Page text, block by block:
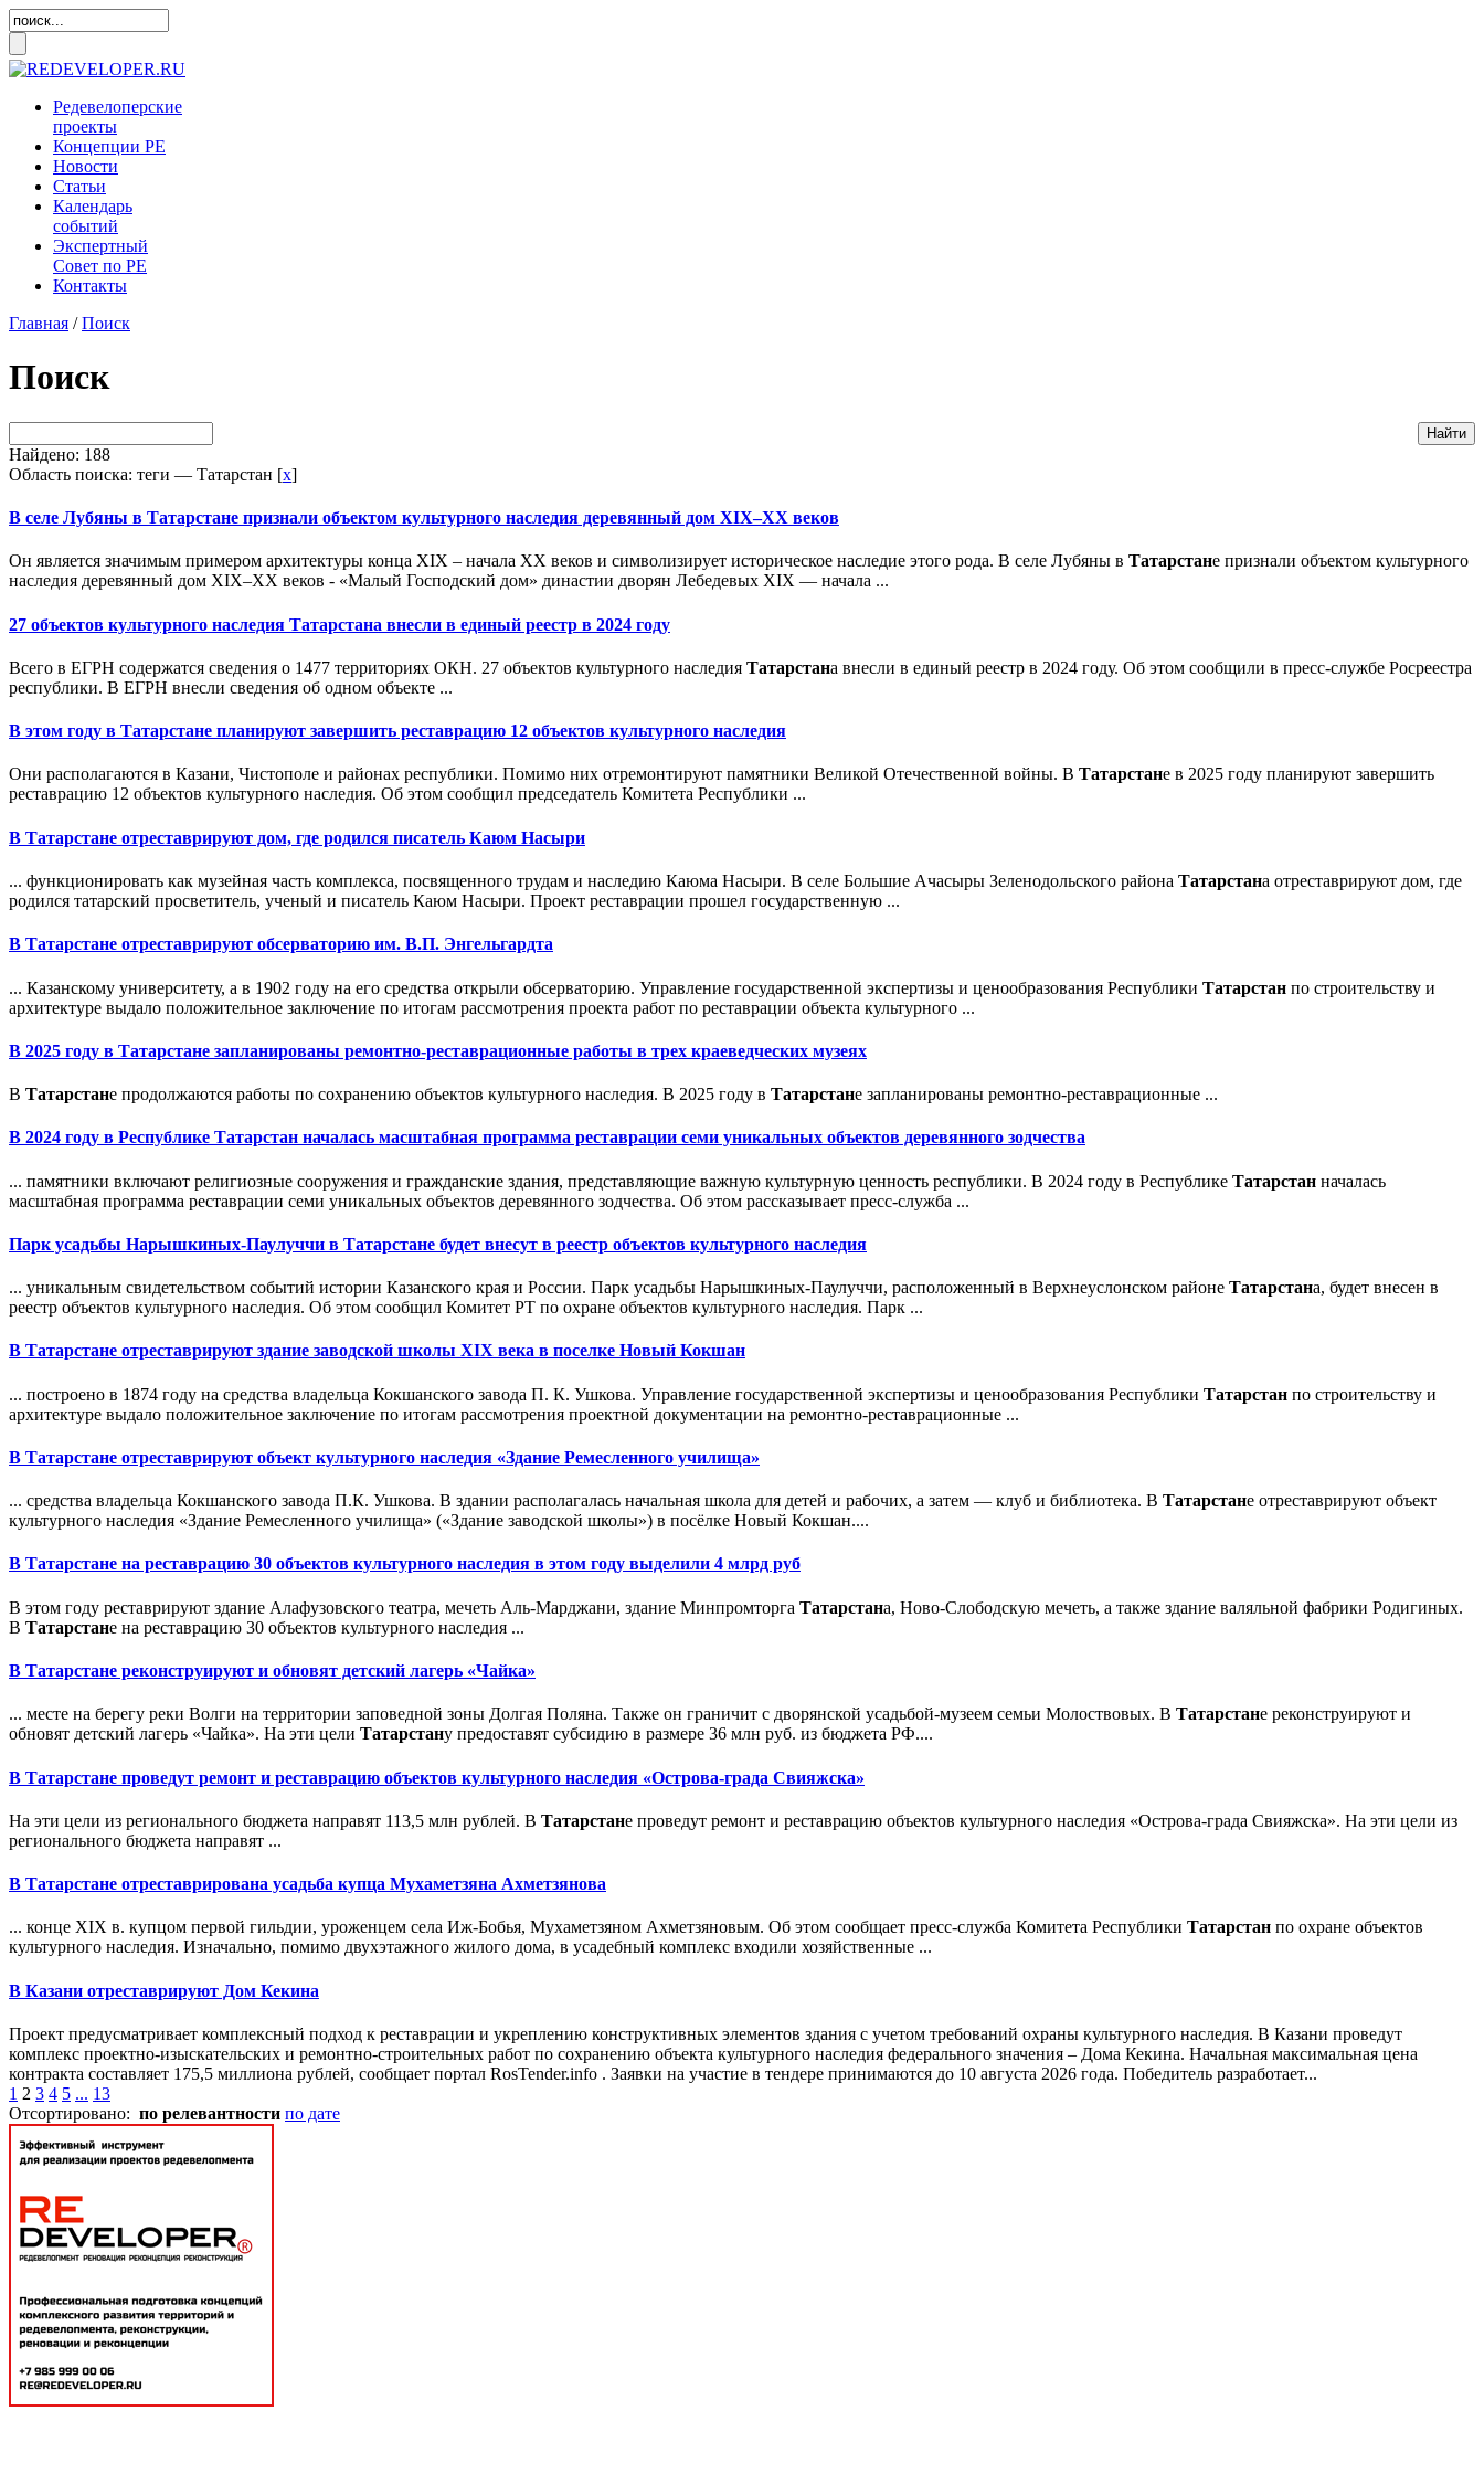
Редевелоперские
проекты
Концепции РЕ
Новости
Статьи
Календарь
событий
Экспертный
Совет по РЕ
Контакты
Главная /Поиск
Поиск
Найдено: 188
Область поиска: теги — Татарстан [x]
В селе Лубяны в Татарстане признали объектом культурного наследия деревянный дом XIX–XX веков
Он является значимым примером архитектуры конца XIX – начала XX веков и символизирует историческое наследие этого рода. В селе Лубяны в Татарстане признали объектом культурного
наследия деревянный дом XIX–XX веков - «Малый Господский дом» династии дворян Лебедевых XIX — начала ...
27 объектов культурного наследия Татарстана внесли в единый реестр в 2024 году
Всего в ЕГРН содержатся сведения о 1477 территориях ОКН. 27 объектов культурного наследия Татарстана внесли в единый реестр в 2024 году. Об этом сообщили в пресс-службе Росреестра
республики. В ЕГРН внесли сведения об одном объекте ...
В этом году в Татарстане планируют завершить реставрацию 12 объектов культурного наследия
Они располагаются в Казани, Чистополе и районах республики. Помимо них отремонтируют памятники Великой Отечественной войны. В Татарстане в 2025 году планируют завершить
реставрацию 12 объектов культурного наследия. Об этом сообщил председатель Комитета Республики ...
В Татарстане отреставрируют дом, где родился писатель Каюм Насыри
... функционировать как музейная часть комплекса, посвященного трудам и наследию Каюма Насыри. В селе Большие Ачасыры Зеленодольского района Татарстана отреставрируют дом, где
родился татарский просветитель, ученый и писатель Каюм Насыри. Проект реставрации прошел государственную ...
В Татарстане отреставрируют обсерваторию им. В.П. Энгельгардта
... Казанскому университету, а в 1902 году на его средства открыли обсерваторию. Управление государственной экспертизы и ценообразования Республики Татарстан по строительству и
архитектуре выдало положительное заключение по итогам рассмотрения проекта работ по реставрации объекта культурного ...
В 2025 году в Татарстане запланированы ремонтно-реставрационные работы в трех краеведческих музеях
В Татарстане продолжаются работы по сохранению объектов культурного наследия. В 2025 году в Татарстане запланированы ремонтно-реставрационные ...
В 2024 году в Республике Татарстан началась масштабная программа реставрации семи уникальных объектов деревянного зодчества
... памятники включают религиозные сооружения и гражданские здания, представляющие важную культурную ценность республики. В 2024 году в Республике Татарстан началась
масштабная программа реставрации семи уникальных объектов деревянного зодчества. Об этом рассказывает пресс-служба ...
Парк усадьбы Нарышкиных-Паулуччи в Татарстане будет внесут в реестр объектов культурного наследия
... уникальным свидетельством событий истории Казанского края и России. Парк усадьбы Нарышкиных-Паулуччи, расположенный в Верхнеуслонском районе Татарстана, будет внесен в
реестр объектов культурного наследия. Об этом сообщил Комитет РТ по охране объектов культурного наследия. Парк ...
В Татарстане отреставрируют здание заводской школы XIX века в поселке Новый Кокшан
... построено в 1874 году на средства владельца Кокшанского завода П. К. Ушкова. Управление государственной экспертизы и ценообразования Республики Татарстан по строительству и
архитектуре выдало положительное заключение по итогам рассмотрения проектной документации на ремонтно-реставрационные ...
В Татарстане отреставрируют объект культурного наследия «Здание Ремесленного училища»
... средства владельца Кокшанского завода П.К. Ушкова. В здании располагалась начальная школа для детей и рабочих, а затем — клуб и библиотека. В Татарстане отреставрируют объект
культурного наследия «Здание Ремесленного училища» («Здание заводской школы») в посёлке Новый Кокшан....
В Татарстане на реставрацию 30 объектов культурного наследия в этом году выделили 4 млрд руб
В этом году реставрируют здание Алафузовского театра, мечеть Аль-Марджани, здание Минпромторга Татарстана, Ново-Слободскую мечеть, а также здание валяльной фабрики Родигиных.
В Татарстане на реставрацию 30 объектов культурного наследия ...
В Татарстане реконструируют и обновят детский лагерь «Чайка»
... месте на берегу реки Волги на территории заповедной зоны Долгая Поляна. Также он граничит с дворянской усадьбой-музеем семьи Молоствовых. В Татарстане реконструируют и
обновят детский лагерь «Чайка». На эти цели Татарстану предоставят субсидию в размере 36 млн руб. из бюджета РФ....
В Татарстане проведут ремонт и реставрацию объектов культурного наследия «Острова-града Свияжска»
На эти цели из регионального бюджета направят 113,5 млн рублей. В Татарстане проведут ремонт и реставрацию объектов культурного наследия «Острова-града Свияжска». На эти цели из
регионального бюджета направят ...
В Татарстане отреставрирована усадьба купца Мухаметзяна Ахметзянова
... конце XIX в. купцом первой гильдии, уроженцем села Иж-Бобья, Мухаметзяном Ахметзяновым. Об этом сообщает пресс-служба Комитета Республики Татарстан по охране объектов
культурного наследия. Изначально, помимо двухэтажного жилого дома, в усадебный комплекс входили хозяйственные ...
В Казани отреставрируют Дом Кекина
Проект предусматривает комплексный подход к реставрации и укреплению конструктивных элементов здания с учетом требований охраны культурного наследия. В Казани проведут
комплекс проектно-изыскательских и ремонтно-строительных работ по сохранению объекта культурного наследия федерального значения – Дома Кекина. Начальная максимальная цена
контракта составляет 175,5 миллиона рублей, сообщает портал RosTender.info . Заявки на участие в тендере принимаются до 10 августа 2026 года. Победитель разработает...
1 2 3 4 5 ... 13
Отсортировано: по релевантности по дате